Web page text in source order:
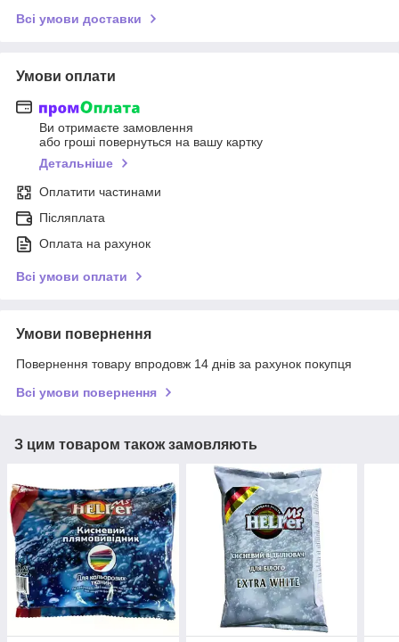
Всі умови доставки
Умови оплати
Ви отримаєте замовлення
або гроші повернуться на вашу картку
Детальніше
Оплатити частинами
Післяплата
Оплата на рахунок
Всі умови оплати
Умови повернення
Повернення товару впродовж 14 днів за рахунок покупця
Всі умови повернення
З цим товаром також замовляють